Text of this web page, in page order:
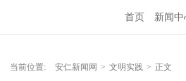
首页 新闻中
当前位置: 安仁新闻网 > 文明实践 > 正文